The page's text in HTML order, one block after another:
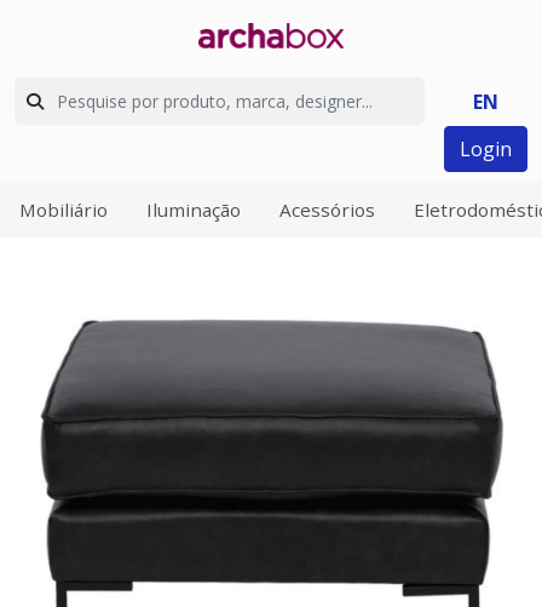
EN
Login
Mobiliário Iluminação Acessórios